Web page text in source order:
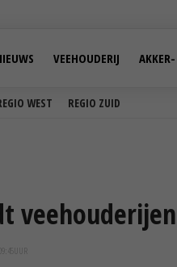
WEST REGIO ZUID
VEEHOUDERIJ